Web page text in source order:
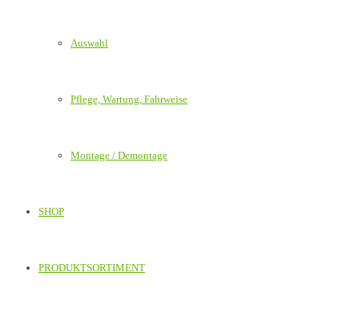
Auswahl
Pflege, Wartung, Fahrweise
Montage / Demontage
SHOP
PRODUKTSORTIMENT